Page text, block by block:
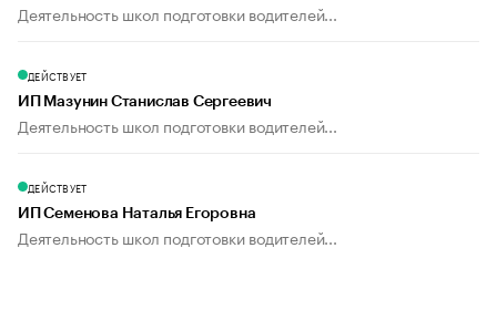
Деятельность школ подготовки водителей...
ДЕЙСТВУЕТ
ИП Мазунин Станислав Сергеевич
Деятельность школ подготовки водителей...
ДЕЙСТВУЕТ
ИП Семенова Наталья Егоровна
Деятельность школ подготовки водителей...